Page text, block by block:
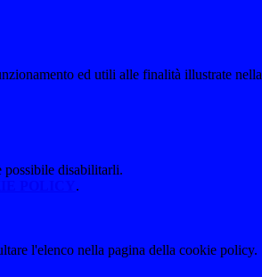
ed utili alle finalità illustrate nella
possibile disabilitarli.
.
l'elenco nella pagina della cookie policy.